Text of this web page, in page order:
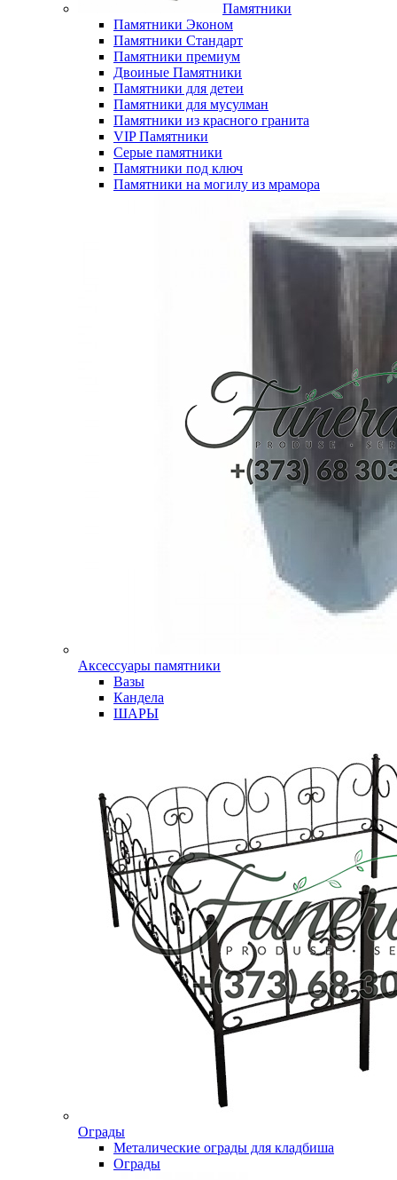
Памятники
Памятники Эконом
Памятники Стандарт
Памятники премиум
Двоиные Памятники
Памятники для детеи
Памятники для мусулман
Памятники из красного гранита
VIP Памятники
Серые памятники
Памятники под ключ
Памятники на могилу из мрамора
Аксессуары памятники
Вазы
Кандела
ШАРЫ
Ограды
Металические ограды для кладбиша
Ограды